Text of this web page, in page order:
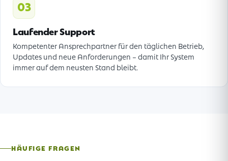
03
Laufender Support
Kompetenter Ansprechpartner für den täglichen Betrieb,
Updates und neue Anforderungen – damit Ihr System
immer auf dem neusten Stand bleibt.
HÄUFIGE FRAGEN